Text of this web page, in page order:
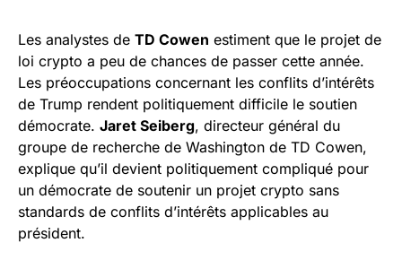
Les analystes de TD Cowen estiment que le projet de
loi crypto a peu de chances de passer cette année.
Les préoccupations concernant les conflits d’intérêts
de Trump rendent politiquement difficile le soutien
démocrate. Jaret Seiberg, directeur général du
groupe de recherche de Washington de TD Cowen,
explique qu’il devient politiquement compliqué pour
un démocrate de soutenir un projet crypto sans
standards de conflits d’intérêts applicables au
président.